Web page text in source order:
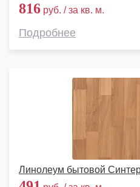
816 руб. / за кв. м.
Подробнее
Линолеум бытовой